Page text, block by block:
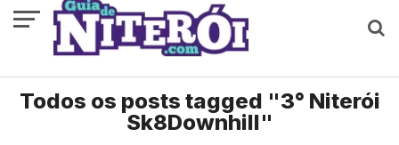
Todos os posts tagged "3° Niterói
Sk8Downhill"